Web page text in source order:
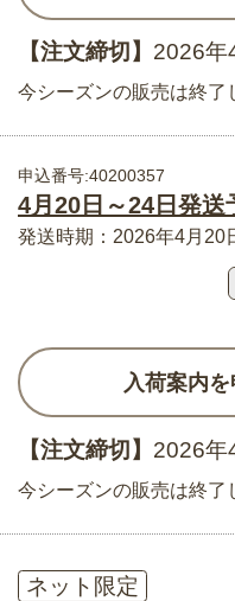
【注文締切】 2026年
今シーズンの販売は終了
申込番号:40200357
4月20日～24日発送
発送時期：2026年4月20
入荷案内
【注文締切】 2026年
今シーズンの販売は終了
ネット限定